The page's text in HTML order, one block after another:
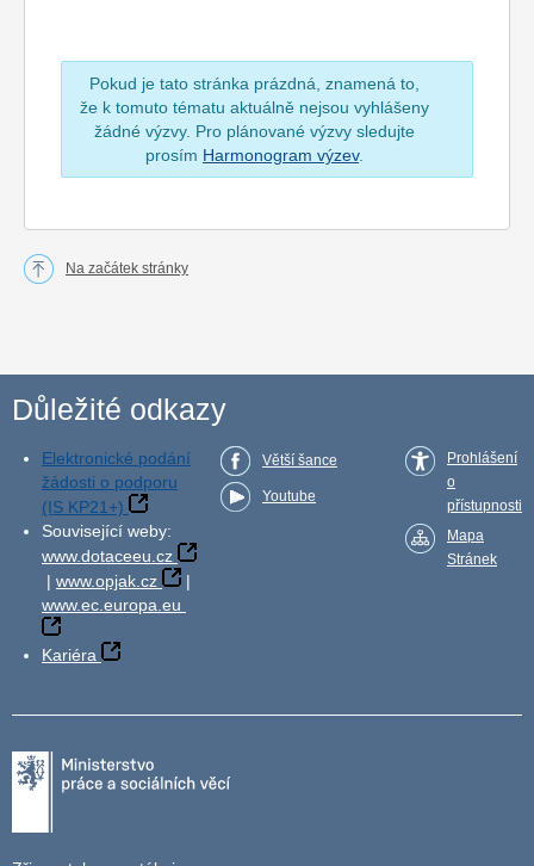
Pokud je tato stránka prázdná, znamená to,
že k tomuto tématu aktuálně nejsou vyhlášeny
žádné výzvy. Pro plánované výzvy sledujte
prosím Harmonogram výzev.
Na začátek stránky
Důležité odkazy
Elektronické podání
žádosti o podporu
(IS KP21+)
Související weby:
www.dotaceeu.cz
| www.opjak.cz
|
www.ec.europa.eu
Kariéra
Větší šance
Youtube
Prohlášení
o
přístupnosti
Mapa
Stránek